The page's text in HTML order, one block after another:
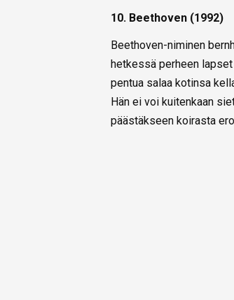
10. Beethoven (1992)
Beethoven-niminen
hetkessä perheen lapset
pentua salaa kotinsa
Hän ei voi kuitenkaan
päästäkseen koirasta